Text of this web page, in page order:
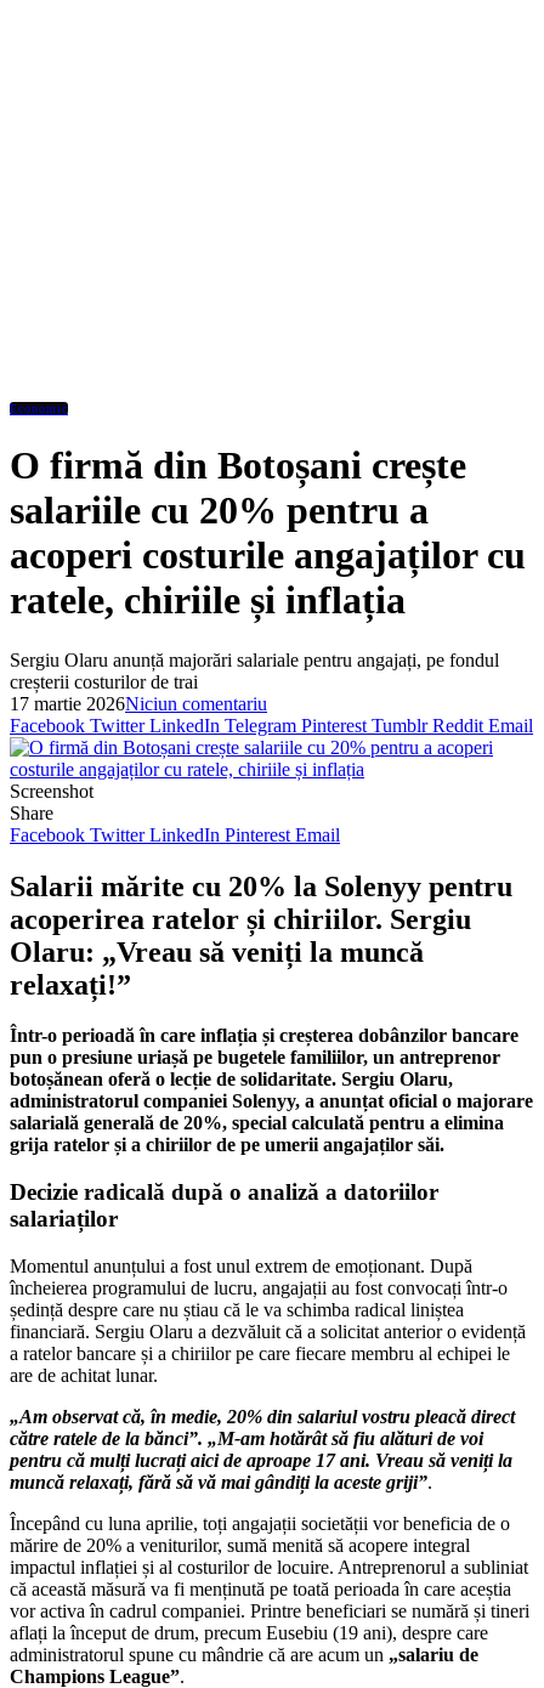
Economic
O firmă din Botoșani crește
salariile cu 20% pentru a
acoperi costurile angajaților cu
ratele, chiriile și inflația
Sergiu Olaru anunță majorări salariale pentru angajați, pe fondul
creșterii costurilor de trai
17 martie 2026Niciun comentariu
Facebook Twitter LinkedIn Telegram Pinterest Tumblr Reddit Email
Screenshot
Share
Facebook Twitter LinkedIn Pinterest Email
Salarii mărite cu 20% la Solenyy pentru
acoperirea ratelor și chiriilor. Sergiu
Olaru: „Vreau să veniți la muncă
relaxați!”
Într-o perioadă în care inflația și creșterea dobânzilor bancare
pun o presiune uriașă pe bugetele familiilor, un antreprenor
botoșănean oferă o lecție de solidaritate. Sergiu Olaru,
administratorul companiei Solenyy, a anunțat oficial o majorare
salarială generală de 20%, special calculată pentru a elimina
grija ratelor și a chiriilor de pe umerii angajaților săi.
Decizie radicală după o analiză a datoriilor
salariaților
Momentul anunțului a fost unul extrem de emoționant. După
încheierea programului de lucru, angajații au fost convocați într-o
ședință despre care nu știau că le va schimba radical liniștea
financiară. Sergiu Olaru a dezvăluit că a solicitat anterior o evidență
a ratelor bancare și a chiriilor pe care fiecare membru al echipei le
are de achitat lunar.
„Am observat că, în medie, 20% din salariul vostru pleacă direct
către ratele de la bănci”. „M-am hotărât să fiu alături de voi
pentru că mulți lucrați aici de aproape 17 ani. Vreau să veniți la
muncă relaxați, fără să vă mai gândiți la aceste griji”.
Începând cu luna aprilie, toți angajații societății vor beneficia de o
mărire de 20% a veniturilor, sumă menită să acopere integral
impactul inflației și al costurilor de locuire. Antreprenorul a subliniat
că această măsură va fi menținută pe toată perioada în care aceștia
vor activa în cadrul companiei. Printre beneficiari se numără și tineri
aflați la început de drum, precum Eusebiu (19 ani), despre care
administratorul spune cu mândrie că are acum un „salariu de
Champions League”.